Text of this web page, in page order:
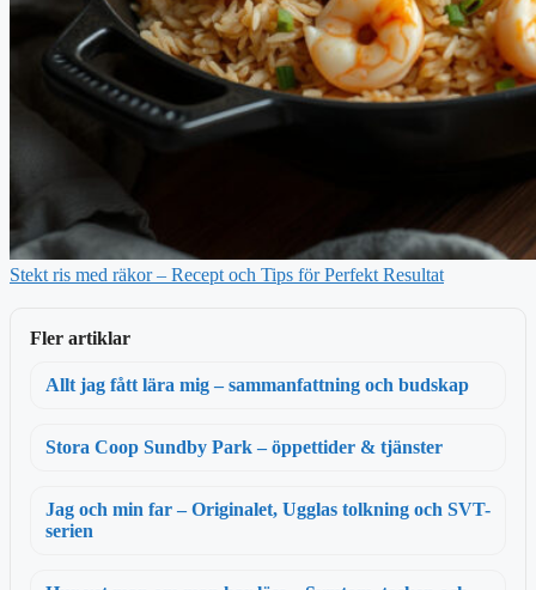
Stekt ris med räkor – Recept och Tips för Perfekt Resultat
Fler artiklar
Allt jag fått lära mig – sammanfattning och budskap
Stora Coop Sundby Park – öppettider & tjänster
Jag och min far – Originalet, Ugglas tolkning och SVT-
serien